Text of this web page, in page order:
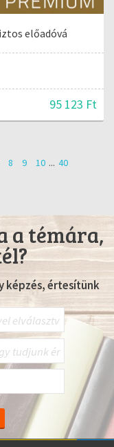
előadóvá
95 123 Ft
8 9 10 ... 40
a témára,
képzés, értesítünk